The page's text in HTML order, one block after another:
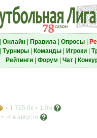
Онлайн| Правила| Опросы|
Турниры| Команды| Игроки|
Рейтинги| Форум Чат|
= 1 725.0к = 1.0м
= -4 в августе